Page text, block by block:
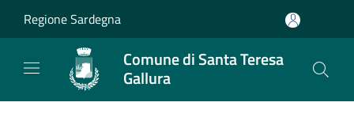
Regione Sardegna
Comune di Santa Teresa
Gallura